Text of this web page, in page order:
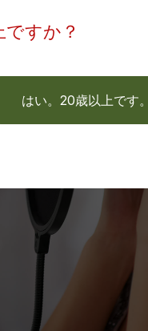
すか？
はい。20歳以上です